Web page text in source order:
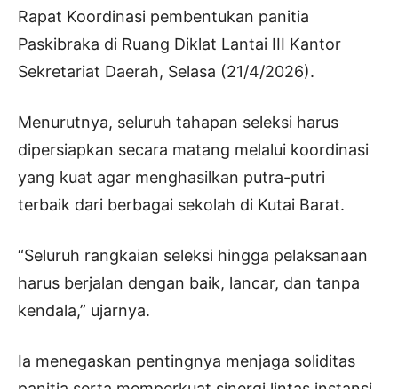
Rapat Koordinasi pembentukan panitia
Paskibraka di Ruang Diklat Lantai III Kantor
Sekretariat Daerah, Selasa (21/4/2026).
Menurutnya, seluruh tahapan seleksi harus
dipersiapkan secara matang melalui koordinasi
yang kuat agar menghasilkan putra-putri
terbaik dari berbagai sekolah di Kutai Barat.
“Seluruh rangkaian seleksi hingga pelaksanaan
harus berjalan dengan baik, lancar, dan tanpa
kendala,” ujarnya.
Ia menegaskan pentingnya menjaga soliditas